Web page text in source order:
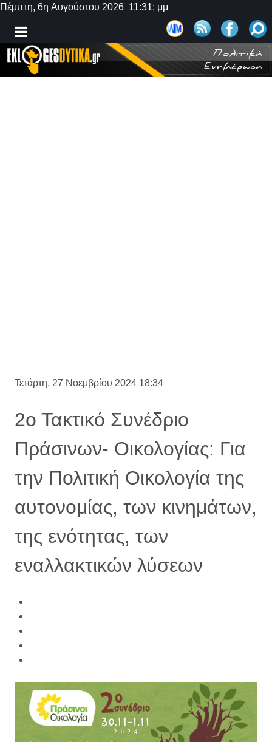
Πέμπτη, 6η Αυγούστου 2026 11:31: μμ
Τετάρτη, 27 Νοεμβρίου 2024 18:34
2ο Τακτικό Συνέδριο
Πράσινων- Οικολογίας: Για
την Πολιτική Οικολογία της
αυτονομίας, των κινημάτων,
της ενότητας, των
εναλλακτικών λύσεων